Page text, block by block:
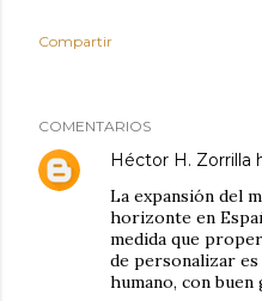
Compartir
COMENTARIOS
Héctor H. Zorrilla
La expansión del
horizonte en
medida que
de personalizar
humano, con